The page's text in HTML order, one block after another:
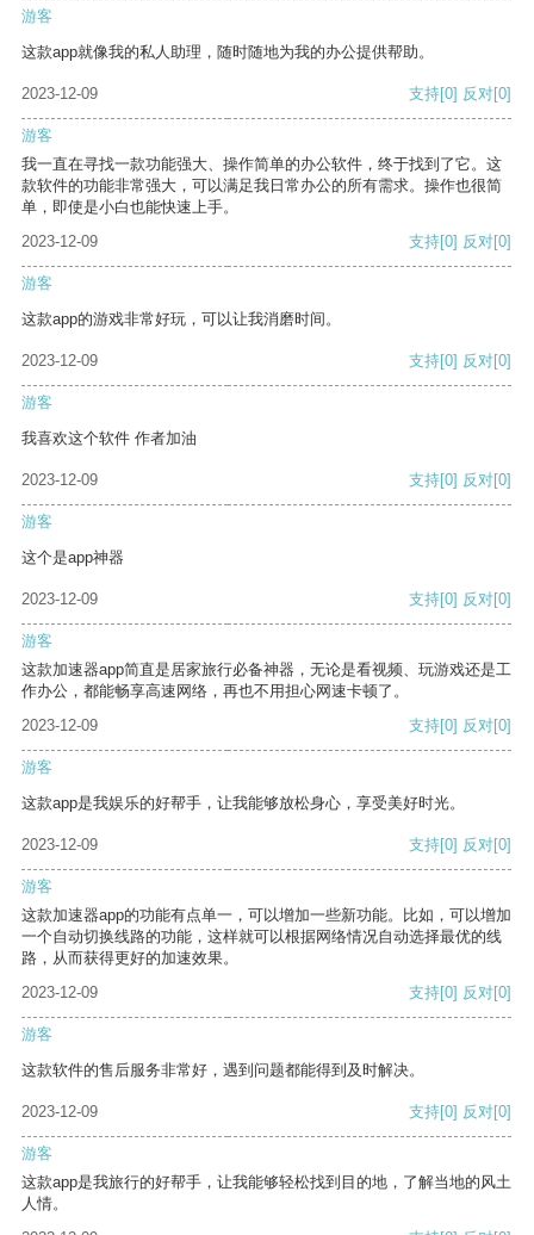
游客
这款app就像我的私人助理，随时随地为我的办公提供帮助。
2023-12-09 支持[0] 反对[0]
游客
我一直在寻找一款功能强大、操作简单的办公软件，终于找到了它。这
款软件的功能非常强大，可以满足我日常办公的所有需求。操作也很简
单，即使是小白也能快速上手。
2023-12-09
支持[0] 反对[0]
游客
这款app的游戏非常好玩，可以让我消磨时间。
2023-12-09 支持[0] 反对[0]
游客
我喜欢这个软件 作者加油
2023-12-09 支持[0] 反对[0]
游客
这个是app神器
2023-12-09 支持[0] 反对[0]
游客
这款加速器app简直是居家旅行必备神器，无论是看视频、玩游戏还是工
作办公，都能畅享高速网络，再也不用担心网速卡顿了。
2023-12-09
支持[0] 反对[0]
游客
这款app是我娱乐的好帮手，让我能够放松身心，享受美好时光。
2023-12-09 支持[0] 反对[0]
游客
这款加速器app的功能有点单一，可以增加一些新功能。比如，可以增加
一个自动切换线路的功能，这样就可以根据网络情况自动选择最优的线
路，从而获得更好的加速效果。
2023-12-09
支持[0] 反对[0]
游客
这款软件的售后服务非常好，遇到问题都能得到及时解决。
2023-12-09 支持[0] 反对[0]
游客
这款app是我旅行的好帮手，让我能够轻松找到目的地，了解当地的风土
人情。